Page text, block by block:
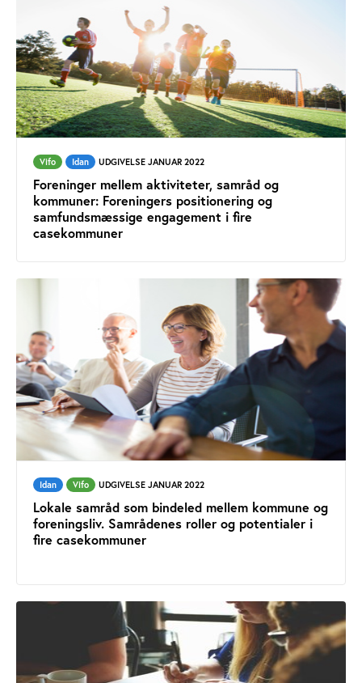
Vifo Idan UDGIVELSE JANUAR 2022
Foreninger mellem aktiviteter, samråd og
kommuner: Foreningers positionering og
samfundsmæssige engagement i fire
casekommuner
Idan Vifo UDGIVELSE JANUAR 2022
Lokale samråd som bindeled mellem kommune og
foreningsliv. Samrådenes roller og potentialer i
fire casekommuner